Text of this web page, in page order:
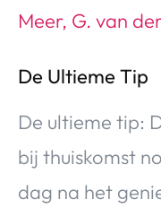
Meer, G. van
De Ultieme Tip
De ultieme tip:
bij thuiskomst
dag na het